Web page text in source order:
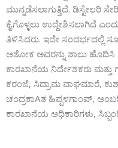
ಮುನ್ನಡೆಸಲಾಗುತ್ತಿದೆ. ಡಿಸ್ಟೇಲರಿ
ಕೈಗೊಳ್ಳಲು ಉದ್ದೇಶಿಸಲಾಗಿದೆ
ತಿಳಿಸಿದರು. ಇದೇ ಸಂದರ್ಭದಲ್ಲಿ
ಅಶೋಕ ಅವರನ್ನು ಶಾಲು ಹೊದಿಸಿ
ಕಾರಖಾನೆಯ ನಿರ್ದೇಶಕರು ಮತ್ತು
ಕರಂಜೆ, ಸಿದ್ರಾಮ ವಾಘಮಾರೆ,
ಚಂದ್ರಕಾAತ ಹಿಪ್ಪಳಗಾಂವ್,
ಕಾರಖಾನೆಯ ಅಧಿಕಾರಿಗಳು,